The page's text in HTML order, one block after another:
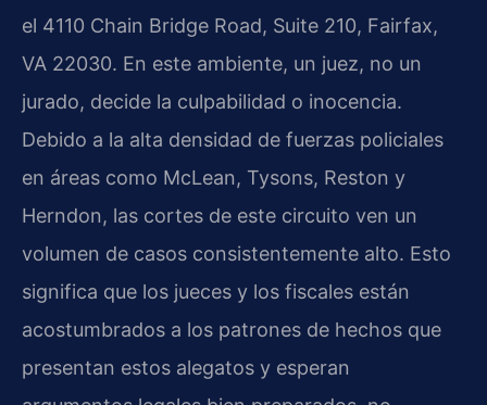
el 4110 Chain Bridge Road, Suite 210, Fairfax,
VA 22030. En este ambiente, un juez, no un
jurado, decide la culpabilidad o inocencia.
Debido a la alta densidad de fuerzas policiales
en áreas como McLean, Tysons, Reston y
Herndon, las cortes de este circuito ven un
volumen de casos consistentemente alto. Esto
significa que los jueces y los fiscales están
acostumbrados a los patrones de hechos que
presentan estos alegatos y esperan